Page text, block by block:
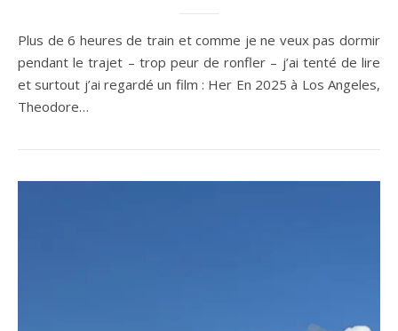
Plus de 6 heures de train et comme je ne veux pas dormir
pendant le trajet – trop peur de ronfler – j’ai tenté de lire
et surtout j’ai regardé un film : Her En 2025 à Los Angeles,
Theodore…